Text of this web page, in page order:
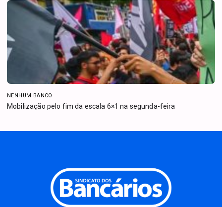
NENHUM BANCO
Mobilização pelo fim da escala 6×1 na segunda-feira